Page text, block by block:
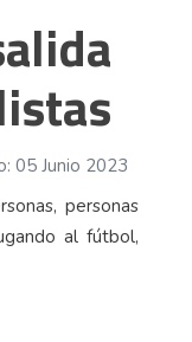
05 Junio 2023